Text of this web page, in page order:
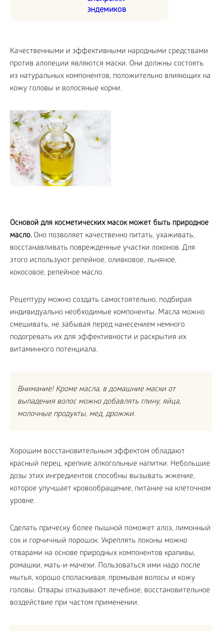
эндемиков
Качественными и эффективными народными средствами
против алопеции являются маски. Они должны состоять
из натуральных компонентов, положительно влияющих на
кожу головы и волосяные корни.
Основой для косметических масок может быть природное
масло. Оно позволяет качественно питать, ухаживать,
восстанавливать поврежденные участки локонов. Для
этого используют репейное, оливковое, льняное,
кокосовое, репейное масло.
Рецептуру можно создать самостоятельно, подбирая
индивидуально необходимые компоненты. Масла можно
смешивать, не забывая перед нанесением немного
подогревать их для эффективности и раскрытия их
витаминного потенциала.
Внимание! Кроме масла, в домашние маски от
выпадения волос можно добавлять глину, яйца,
молочные продукты, мед, дрожжи.
Хорошим восстановительным эффектом обладают
красный перец, крепкие алкогольные напитки. Небольшие
дозы этих ингредиентов способны вызывать жжение,
которое улучшает кровообращение, питание на клеточном
уровне.
Сделать прическу более пышной поможет алоэ, лимонный
сок и горчичный порошок. Укреплять локоны можно
отварами на основе природных компонентов крапивы,
ромашки, мать-и-мачехи. Пользоваться ими надо после
мытья, хорошо споласкивая, промывая волосы и кожу
головы. Отвары отказывают лечебное, восстановительное
воздействие при частом применении.